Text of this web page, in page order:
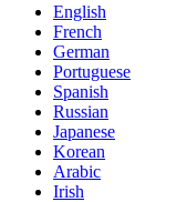
English
French
German
Portuguese
Spanish
Russian
Japanese
Korean
Arabic
Irish